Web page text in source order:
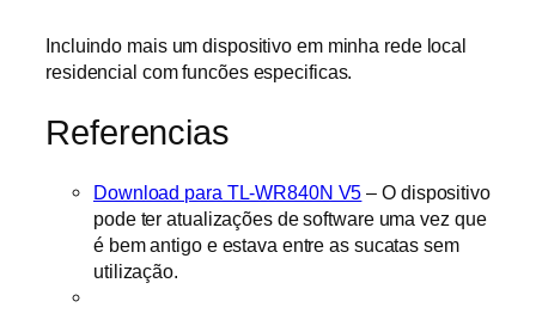
Incluindo mais um dispositivo em minha rede local
residencial com funcões especificas.
Referencias
Download para TL-WR840N V5 – O dispositivo
pode ter atualizações de software uma vez que
é bem antigo e estava entre as sucatas sem
utilização.